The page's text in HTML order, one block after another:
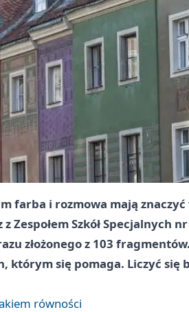
farba i rozmowa mają
Zespołem Szkół Specjalnych
złożonego z 103
się pomaga. Liczyć się
równości